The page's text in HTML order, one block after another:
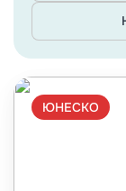
ЮНЕСКО